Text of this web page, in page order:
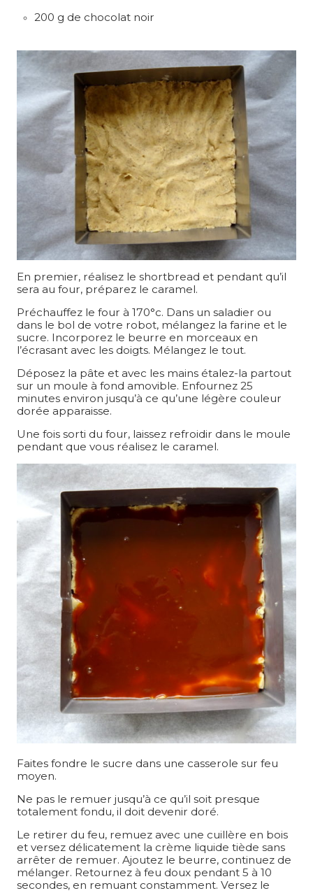
200 g de chocolat noir
En premier, réalisez le shortbread et pendant qu’il
sera au four, préparez le caramel.
Préchauffez le four à 170°c. Dans un saladier ou
dans le bol de votre robot, mélangez la farine et le
sucre. Incorporez le beurre en morceaux en
l’écrasant avec les doigts. Mélangez le tout.
Déposez la pâte et avec les mains étalez-la partout
sur un moule à fond amovible. Enfournez 25
minutes environ jusqu’à ce qu’une légère couleur
dorée apparaisse.
Une fois sorti du four, laissez refroidir dans le moule
pendant que vous réalisez le caramel.
Faites fondre le sucre dans une casserole sur feu
moyen.
Ne pas le remuer jusqu’à ce qu’il soit presque
totalement fondu, il doit devenir doré.
Le retirer du feu, remuez avec une cuillère en bois
et versez délicatement la crème liquide tiède sans
arrêter de remuer. Ajoutez le beurre, continuez de
mélanger. Retournez à feu doux pendant 5 à 10
secondes, en remuant constamment. Versez le